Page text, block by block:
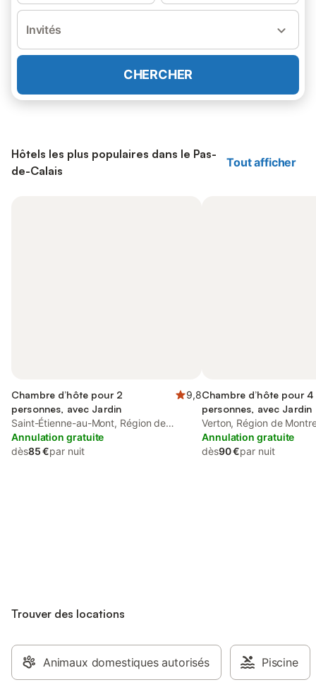
Invités
CHERCHER
Hôtels les plus populaires dans le Pas-
de-Calais
Tout afficher
Chambre d’hôte pour 2
personnes, avec Jardin
9,8
Saint-Étienne-au-Mont, Région de
Boulogne-sur-Mer
Annulation gratuite
dès85 €par nuit
Chambre d’hôte pour 4
personnes, avec Jardin
Verton, Région de
Annulation gratuite
dès90 €par nuit
Trouver des locations
Animaux domestiques autorisés Piscine